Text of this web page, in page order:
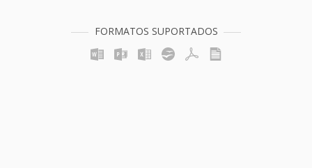
FORMATOS SUPORTADOS